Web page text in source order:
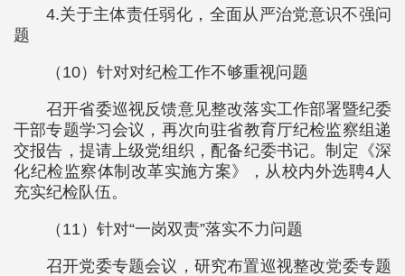
4.关于主体责任弱化，全面从严治党意识不强问
题
（10）针对对纪检工作不够重视问题
召开省委巡视反馈意见整改落实工作部署暨纪委
干部专题学习会议，再次向驻省教育厅纪检监察组递
交报告，提请上级党组织，配备纪委书记。制定《深
化纪检监察体制改革实施方案》，从校内外选聘4人
充实纪检队伍。
（11）针对“一岗双责”落实不力问题
召开党委专题会议，研究布置巡视整改党委专题